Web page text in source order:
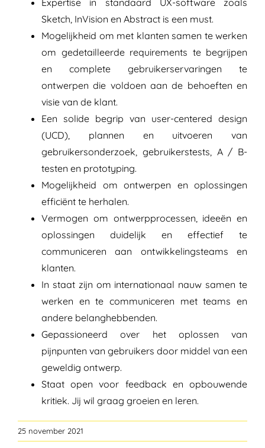
Expertise in standaard UX-software zoals
Sketch, InVision en Abstract is een must.
Mogelijkheid om met klanten samen te werken
om gedetailleerde requirements te begrijpen
en complete gebruikerservaringen te
ontwerpen die voldoen aan de behoeften en
visie van de klant.
Een solide begrip van user-centered design
(UCD), plannen en uitvoeren van
gebruikersonderzoek, gebruikerstests, A / B-
testen en prototyping.
Mogelijkheid om ontwerpen en oplossingen
efficiënt te herhalen.
Vermogen om ontwerpprocessen, ideeën en
oplossingen duidelijk en effectief te
communiceren aan ontwikkelingsteams en
klanten.
In staat zijn om internationaal nauw samen te
werken en te communiceren met teams en
andere belanghebbenden.
Gepassioneerd over het oplossen van
pijnpunten van gebruikers door middel van een
geweldig ontwerp.
Staat open voor feedback en opbouwende
kritiek. Jij wil graag groeien en leren.
25 november 2021